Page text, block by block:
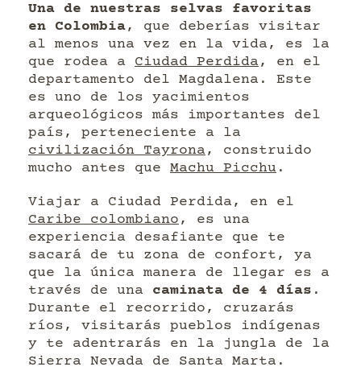
Una de nuestras selvas favoritas
en Colombia, que deberías visitar
al menos una vez en la vida, es la
que rodea a Ciudad Perdida, en el
departamento del Magdalena. Este
es uno de los yacimientos
arqueológicos más importantes del
país, perteneciente a la
civilización Tayrona, construido
mucho antes que Machu Picchu .
Viajar a Ciudad Perdida, en el
Caribe colombiano, es una
experiencia desafiante que te
sacará de tu zona de confort, ya
que la única manera de llegar es a
través de una caminata de 4 días .
Durante el recorrido, cruzarás
ríos, visitarás pueblos indígenas
y te adentrarás en la jungla de la
Sierra Nevada de Santa Marta.